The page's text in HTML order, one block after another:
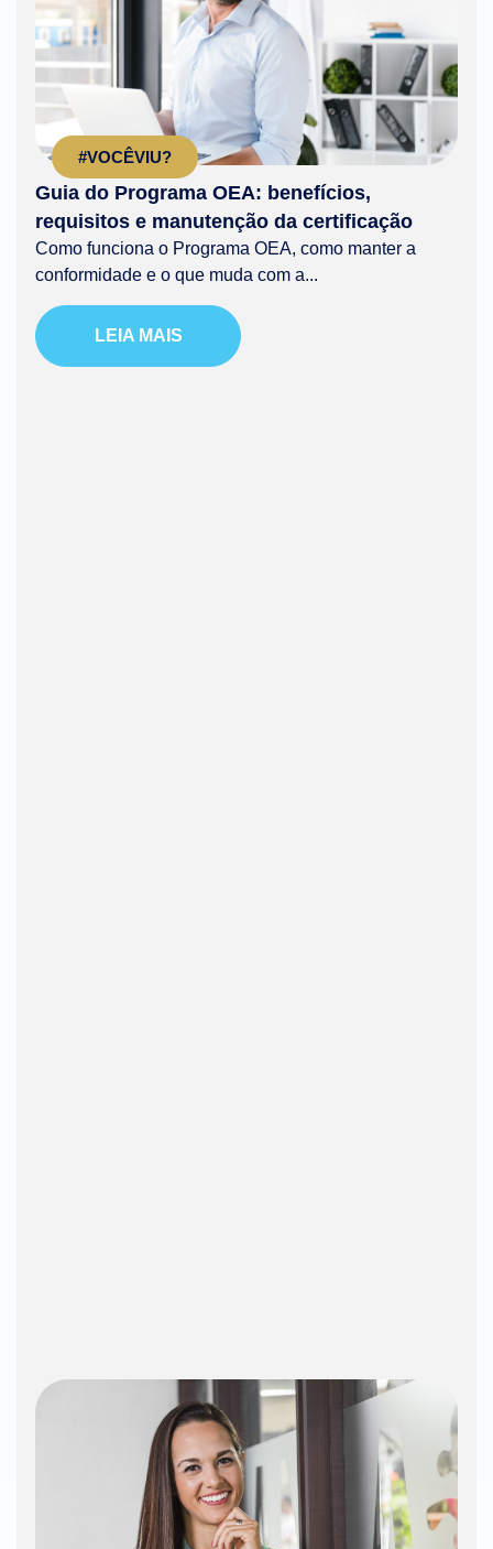
#VOCÊVIU?
Guia do Programa OEA: benefícios,
requisitos e manutenção da certificação
Como funciona o Programa OEA, como manter a
conformidade e o que muda com a...
LEIA MAIS